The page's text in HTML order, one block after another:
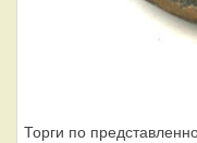
Торги по